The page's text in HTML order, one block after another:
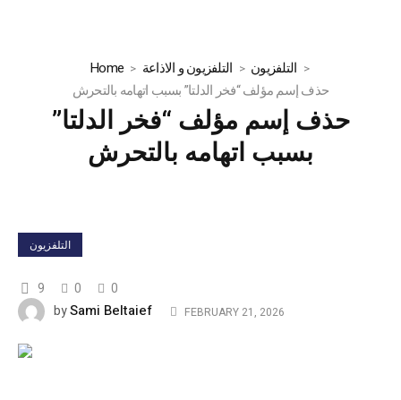
Home التلفزيون و الاذاعة
التلفزيون
حذف إسم مؤلف “فخر الدلتا” بسبب اتهامه بالتحرش
حذف إسم مؤلف “فخر الدلتا”
بسبب اتهامه بالتحرش
التلفزيون
9 0
0
bySami Beltaief FEBRUARY 21, 2026